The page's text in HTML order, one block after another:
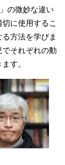
の微妙な違い
に使用するこ
方法を学びま
それぞれの動
す。